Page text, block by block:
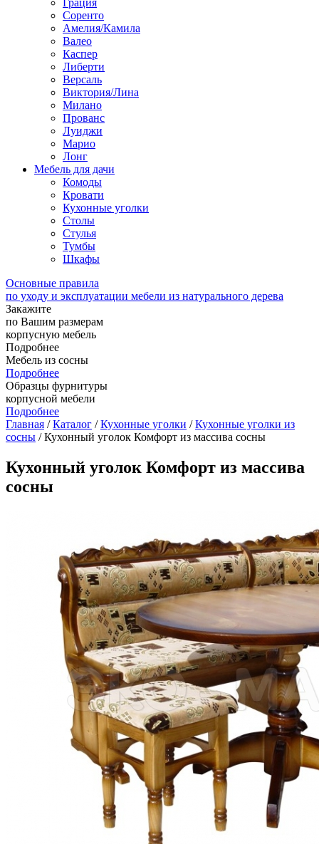
Грация
Соренто
Амелия/Камила
Валео
Каспер
Либерти
Версаль
Виктория/Лина
Милано
Прованс
Луиджи
Марио
Лонг
Мебель для дачи
Комоды
Кровати
Кухонные уголки
Столы
Стулья
Тумбы
Шкафы
Основные правила
по уходу и эксплуатации мебели из натурального дерева
Закажите
по Вашим размерам
корпусную мебель
Подробнее
Мебель из сосны
Подробнее
Образцы фурнитуры
корпусной мебели
Подробнее
Главная /Каталог /Кухонные уголки /Кухонные уголки из
сосны / Кухонный уголок Комфорт из массива сосны
Кухонный уголок Комфорт из массива
сосны